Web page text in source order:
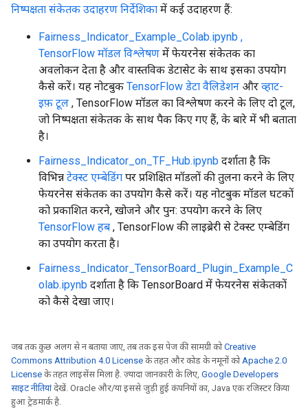
निष्पक्षता संकेतक उदाहरण निर्देशिका में कई उदाहरण हैं:
Fairness_Indicator_Example_Colab.ipynb ,
TensorFlow मॉडल विश्लेषण में फेयरनेस संकेतक का
अवलोकन देता है और वास्तविक डेटासेट के साथ इसका उपयोग
कैसे करें। यह नोटबुक TensorFlow डेटा वैलिडेशन और व्हाट-
इफ़ टूल , TensorFlow मॉडल का विश्लेषण करने के लिए दो टूल,
जो निष्पक्षता संकेतक के साथ पैक किए गए हैं, के बारे में भी बताता
है।
Fairness_Indicator_on_TF_Hub.ipynb दर्शाता है कि
विभिन्न टेक्स्ट एम्बेडिंग पर प्रशिक्षित मॉडलों की तुलना करने के लिए
फेयरनेस संकेतक का उपयोग कैसे करें। यह नोटबुक मॉडल घटकों
को प्रकाशित करने, खोजने और पुन: उपयोग करने के लिए
TensorFlow हब , TensorFlow की लाइब्रेरी से टेक्स्ट एम्बेडिंग
का उपयोग करता है।
Fairness_Indicator_TensorBoard_Plugin_Example_C
olab.ipynb दर्शाता है कि TensorBoard में फेयरनेस संकेतकों
को कैसे देखा जाए।
जब तक कुछ अलग से न बताया जाए, तब तक इस पेज की सामग्री कोCreative
Commons Attribution 4.0 License के तहत और कोड के नमूनों को Apache 2.0
License के तहत लाइसेंस मिला है. ज़्यादा जानकारी के लिए, Google Developers
साइट नीतियांदेखें. Oracle और/या इससे जुड़ी हुई कंपनियों का, Java एक रजिस्टर किया
हुआ ट्रेडमार्क है.